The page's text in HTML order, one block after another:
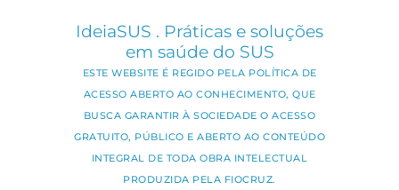
IdeiaSUS . Práticas e soluções
em saúde do SUS
ESTE WEBSITE É REGIDO PELA POLÍTICA DE
ACESSO ABERTO AO CONHECIMENTO, QUE
BUSCA GARANTIR À SOCIEDADE O ACESSO
GRATUITO, PÚBLICO E ABERTO AO CONTEÚDO
INTEGRAL DE TODA OBRA INTELECTUAL
PRODUZIDA PELA FIOCRUZ.